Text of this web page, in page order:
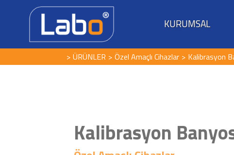
KURUMSAL
ÜRÜNLER Özel Amaçlı Cihazlar Kalibrasyon
Kalibrasyon